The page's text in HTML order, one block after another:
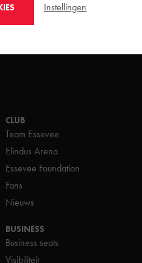
CLUB
Team Essevee
Elindus Arena
Essevee Foundation
Fans
Nieuws
BUSINESS
Business seats
Visibiliteit
Instellingen